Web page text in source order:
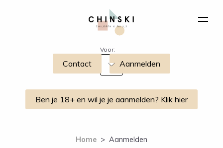
Voor:
Contact Aanmelden
Ben je 18+ en wil je je aanmelden? Klik hier
Home > Aanmelden